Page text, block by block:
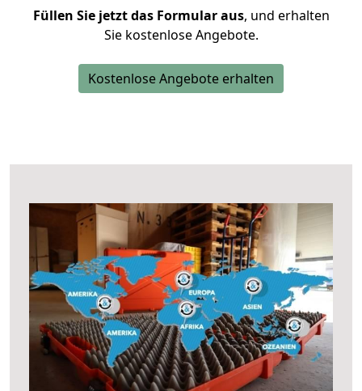
Füllen Sie jetzt das Formular aus, und erhalten
Sie kostenlose Angebote.
Kostenlose Angebote erhalten